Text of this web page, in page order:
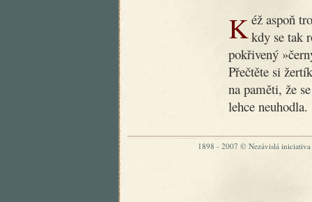
Kéž aspoň trochu přispějí k nápravě obecného vkusu v době,kdy se tak
pokřivený
Přečtěte si
na paměti, že
lehce neuhodla.
1898 - 2007 © Nezávislá